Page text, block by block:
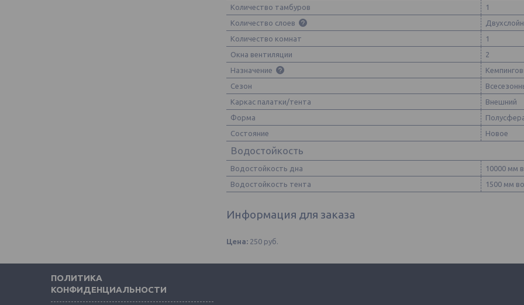
Количество тамбуров
1
Количество слоев
Количество комнат
1
Окна вентиляции
2
Назначение
Сезон
Каркас палатки/тента
Внешний
Форма
Состояние
Новое
Водостойкость
Водостойкость дна
10000 мм
Водостойкость тента
1500 мм
Информация для заказа
Цена: 250 руб.
ПОЛИТИКА
КОНФИДЕНЦИАЛЬНОСТИ